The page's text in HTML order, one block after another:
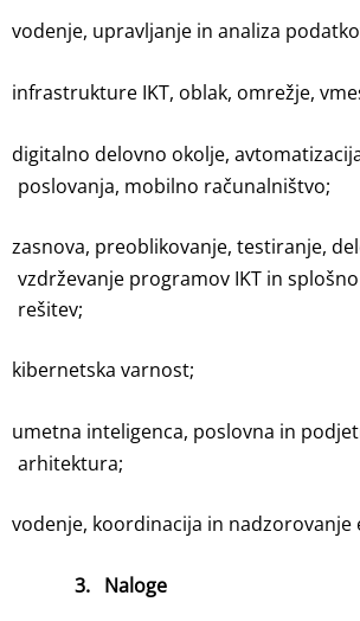
vodenje, upravljanje in analiza
infrastrukture IKT, oblak, omrežje,
digitalno delovno okolje,
poslovanja, mobilno računalništvo;
zasnova, preoblikovanje, testiranje,
vzdrževanje programov IKT in
rešitev;
kibernetska varnost;
umetna inteligenca, poslovna in
arhitektura;
vodenje, koordinacija in nadzorovanje
3. Naloge